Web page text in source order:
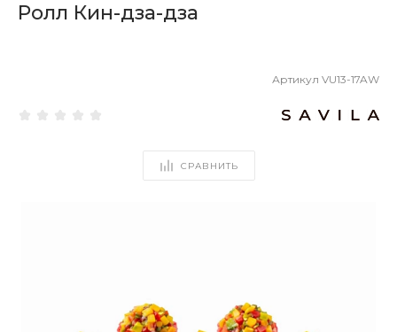
Ролл Кин-дза-дза
Артикул VU13-17AW
СРАВНИТЬ